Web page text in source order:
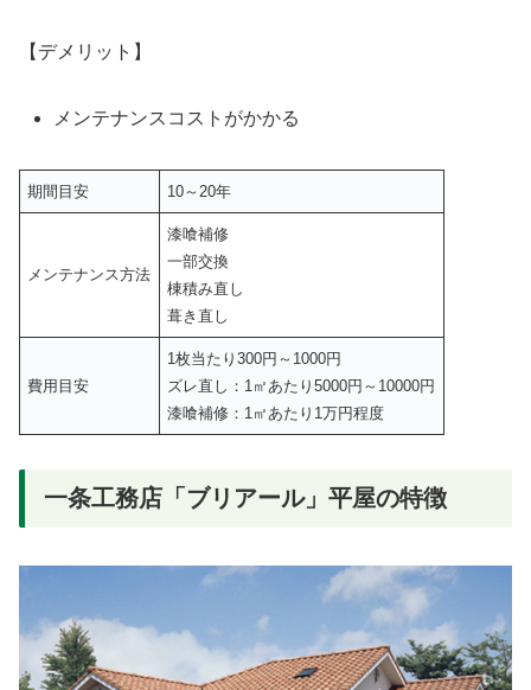
【デメリット】
メンテナンスコストがかかる
期間目安 10～20年
メンテナンス方法
漆喰補修
一部交換
棟積み直し
葺き直し
費用目安
1枚当たり300円～1000円
ズレ直し：1㎡あたり5000円～10000円
漆喰補修：1㎡あたり1万円程度
一条工務店「ブリアール」平屋の特徴